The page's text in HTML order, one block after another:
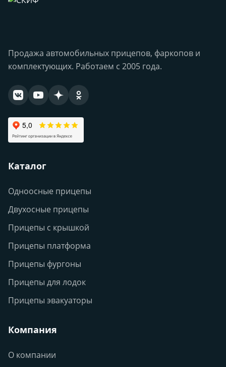
Продажа автомобильных прицепов, фаркопов и
комплектующих. Работаем с 2005 года.
Каталог
Одноосные прицепы
Двухосные прицепы
Прицепы с крышкой
Прицепы платформа
Прицепы фургоны
Прицепы для лодок
Прицепы эвакуаторы
Компания
О компании